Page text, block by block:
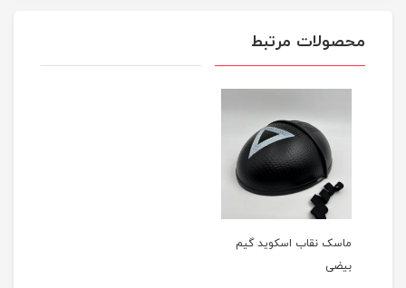
محصولات مرتبط
ماسک نقاب اسکوید گیم
بیضی